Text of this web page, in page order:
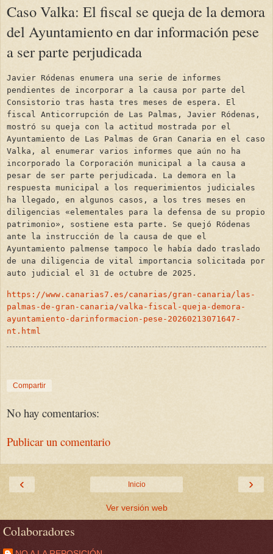
Caso Valka: El fiscal se queja de la demora
del Ayuntamiento en dar información pese
a ser parte perjudicada
Javier Ródenas enumera una serie de informes
pendientes de incorporar a la causa por parte del
Consistorio tras hasta tres meses de espera. El
fiscal Anticorrupción de Las Palmas, Javier Ródenas,
mostró su queja con la actitud mostrada por el
Ayuntamiento de Las Palmas de Gran Canaria en el caso
Valka, al enumerar varios informes que aún no ha
incorporado la Corporación municipal a la causa a
pesar de ser parte perjudicada. La demora en la
respuesta municipal a los requerimientos judiciales
ha llegado, en algunos casos, a los tres meses en
diligencias «elementales para la defensa de su propio
patrimonio», sostiene esta parte. Se quejó Ródenas
ante la instrucción de la causa de que el
Ayuntamiento palmense tampoco le había dado traslado
de una diligencia de vital importancia solicitada por
auto judicial el 31 de octubre de 2025.
https://www.canarias7.es/canarias/gran-canaria/las-
palmas-de-gran-canaria/valka-fiscal-queja-demora-
ayuntamiento-darinformacion-pese-20260213071647-
nt.html
Compartir
No hay comentarios:
Publicar un comentario
‹ ›
Inicio
Ver versión web
Colaboradores